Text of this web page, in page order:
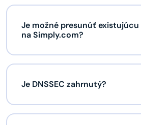
Je možné presunúť existujúcu
na Simply.com?
Je DNSSEC zahrnutý?